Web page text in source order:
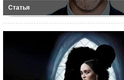
Статья